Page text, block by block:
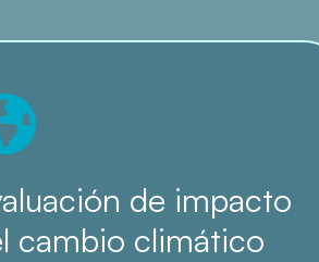
de impacto
cambio climático